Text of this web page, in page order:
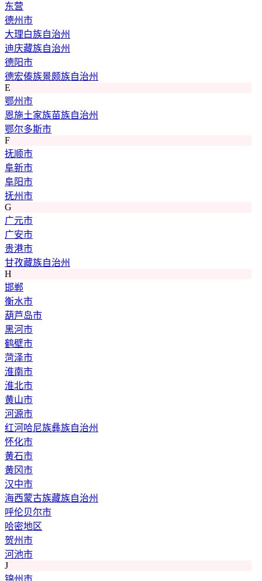
东营
德州市
大理白族自治州
迪庆藏族自治州
德阳市
德宏傣族景颇族自治州
E
鄂州市
恩施土家族苗族自治州
鄂尔多斯市
F
抚顺市
阜新市
阜阳市
抚州市
G
广元市
广安市
贵港市
甘孜藏族自治州
H
邯郸
衡水市
葫芦岛市
黑河市
鹤壁市
菏泽市
淮南市
淮北市
黄山市
河源市
红河哈尼族彝族自治州
怀化市
黄石市
黄冈市
汉中市
海西蒙古族藏族自治州
呼伦贝尔市
哈密地区
贺州市
河池市
J